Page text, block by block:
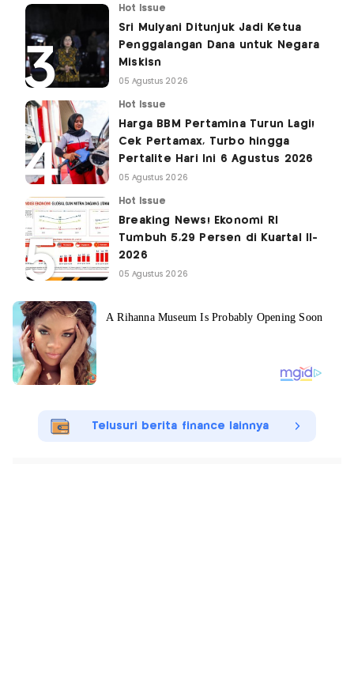
Hot Issue
Sri Mulyani Ditunjuk Jadi Ketua
Penggalangan Dana untuk Negara
Miskisn
05 Agustus 2026
Hot Issue
Harga BBM Pertamina Turun Lagi!
Cek Pertamax, Turbo hingga
Pertalite Hari Ini 6 Agustus 2026
05 Agustus 2026
Hot Issue
Breaking News! Ekonomi RI
Tumbuh 5,29 Persen di Kuartal II-
2026
05 Agustus 2026
Telusuri berita finance lainnya